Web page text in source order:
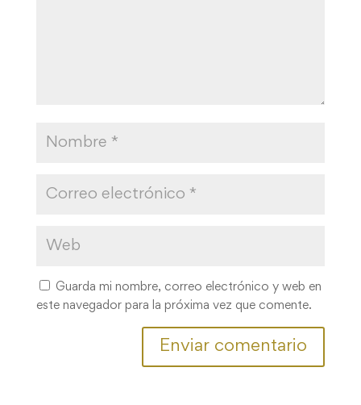
Guarda mi nombre, correo electrónico y web en
este navegador para la próxima vez que comente.